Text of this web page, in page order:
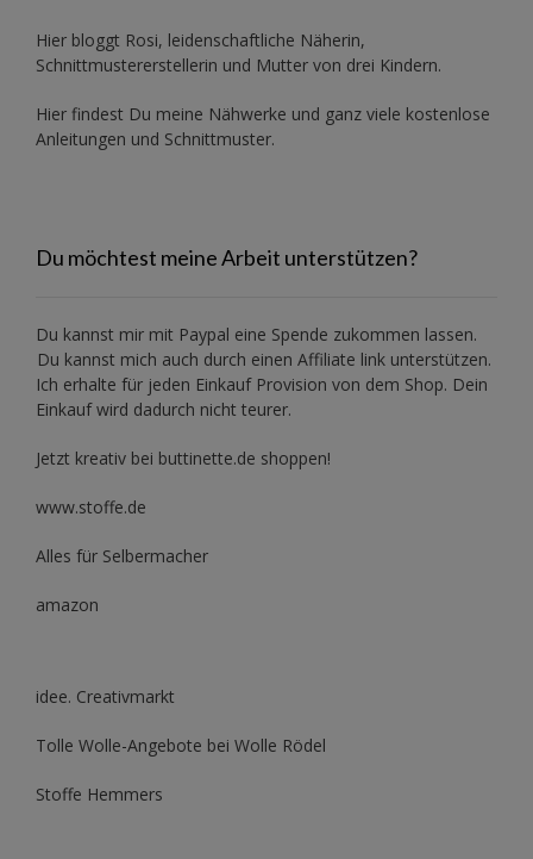
Hier bloggt Rosi, leidenschaftliche Näherin,
Schnittmustererstellerin und Mutter von drei Kindern.
Hier findest Du meine Nähwerke und ganz viele kostenlose
Anleitungen und Schnittmuster.
Du möchtest meine Arbeit unterstützen?
Du kannst mir mit Paypal eine Spende zukommen lassen.
Du kannst mich auch durch einen Affiliate link unterstützen.
Ich erhalte für jeden Einkauf Provision von dem Shop. Dein
Einkauf wird dadurch nicht teurer.
Jetzt kreativ bei buttinette.de shoppen!
www.stoffe.de
Alles für Selbermacher
amazon
idee. Creativmarkt
Tolle Wolle-Angebote bei Wolle Rödel
Stoffe Hemmers